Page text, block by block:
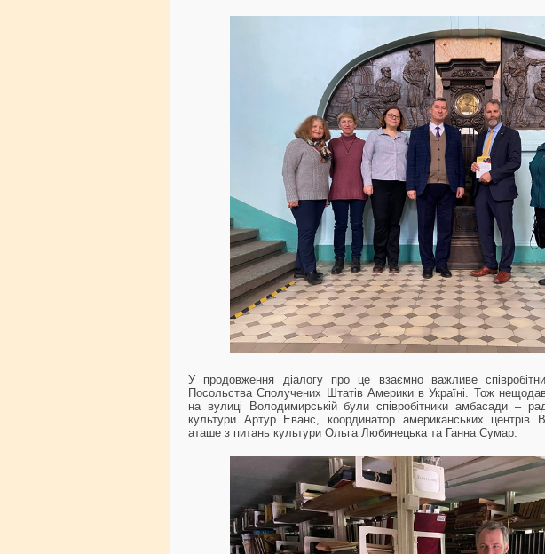
У продовження діалогу про це взаємно важливе
Посольства Сполучених Штатів Америки в Україні. Тож
на вулиці Володимирській були співробітники амбасади –
культури Артур Еванс, координатор американських центрів
аташе з питань культури Ольга Любинецька та Ганна Сумар.